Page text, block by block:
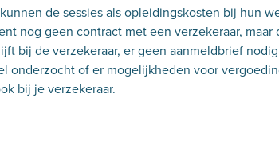
de sessies als opleidingskosten bij hun
nog geen contract met een verzekeraar,
bij de verzekeraar, er geen aanmeldbrief
onderzocht of er mogelijkheden voor
bij je verzekeraar.